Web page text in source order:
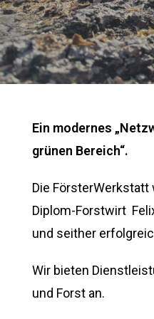
Ein modernes
grünen Bereich“.
Die FörsterWerkstatt
Diplom-Forstwirt
und seither
Wir bieten
und Forst an.